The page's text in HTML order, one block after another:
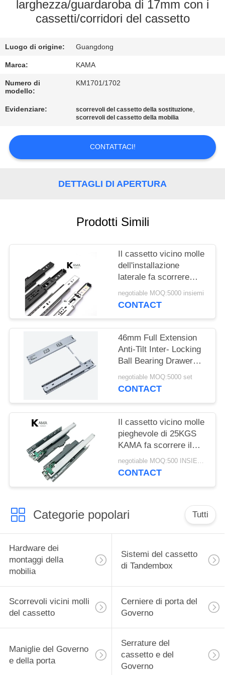
CONTROLLO
CONTATTICI
UNA
CITAZIONE
MAPPA
POLICY
larghezza/guardaroba di 17mm con i
cassetti/corridori del cassetto
Luogo di origine: Guangdong
Marca: KAMA
Numero di
modello:
KM1701/1702
Evidenziare: scorrevoli del cassetto della sostituzione,
scorrevoli del cassetto della mobilia
CONTATTACI!
DETTAGLI DI APERTURA
Prodotti Simili
Il cassetto vicino molle
dell'installazione
laterale fa scorrere
l'auto che chiude il
riciclaggio di 25000
negotiable MOQ:5000 insiemi
CONTACT
46mm Full Extension
Anti-Tilt Inter- Locking
Ball Bearing Drawer
Slide
negotiable MOQ:5000 set
CONTACT
Il cassetto vicino molle
pieghevole di 25KGS
KAMA fa scorrere il
materiale d'acciaio
galvanizzato
negotiable MOQ:500 INSIEMI/DIMENSIONE/COLORE
CONTACT
Categorie popolari Tutti
Hardware dei
montaggi della
mobilia
Sistemi del cassetto
di Tandembox
Scorrevoli vicini molli
del cassetto
Cerniere di porta del
Governo
Maniglie del Governo
e della porta
Serrature del
cassetto e del
Governo